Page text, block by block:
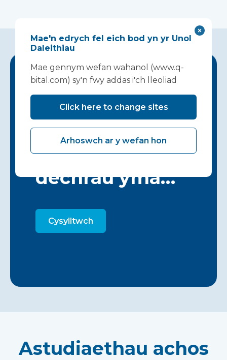
Mae dod o hyd i
ateb sy'n
gweithio i'ch
ysbyty yn
dechrau yma…
Cysylltwch
Astudiaethau achos
Mae'n edrych fel eich bod yn yr Unol
Daleithiau
Mae gennym wefan wahanol (www.q-
bital.com) sy'n fwy addas i'ch lleoliad
Click here to change sites
Arhoswch ar y wefan hon